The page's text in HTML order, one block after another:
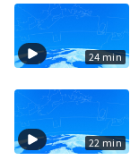
24 min
22 min